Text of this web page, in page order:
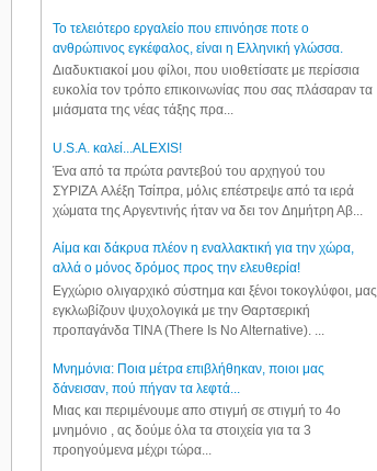
Το τελειότερο εργαλείο που επινόησε ποτε ο
ανθρώπινος εγκέφαλος, είναι η Ελληνική γλώσσα.
Διαδυκτιακοί μου φίλοι, που υιοθετίσατε με περίσσια
ευκολία τον τρόπο επικοινωνίας που σας πλάσαραν τα
μιάσματα της νέας τάξης πρα...
U.S.A. καλεί...ALEXIS!
Ένα από τα πρώτα ραντεβού του αρχηγού του
ΣΥΡΙΖΑ Αλέξη Τσίπρα, μόλις επέστρεψε από τα ιερά
χώματα της Αργεντινής ήταν να δει τον Δημήτρη Αβ...
Αίμα και δάκρυα πλέον η εναλλακτική για την χώρα,
αλλά ο μόνος δρόμος προς την ελευθερία!
Εγχώριο ολιγαρχικό σύστημα και ξένοι τοκογλύφοι, μας
εγκλωβίζουν ψυχολογικά με την Θαρτσερική
προπαγάνδα TINA (There Is No Alternative). ...
Μνημόνια: Ποια μέτρα επιβλήθηκαν, ποιοι μας
δάνεισαν, πού πήγαν τα λεφτά...
Μιας και περιμένουμε απο στιγμή σε στιγμή το 4ο
μνημόνιο , ας δούμε όλα τα στοιχεία για τα 3
προηγούμενα μέχρι τώρα...